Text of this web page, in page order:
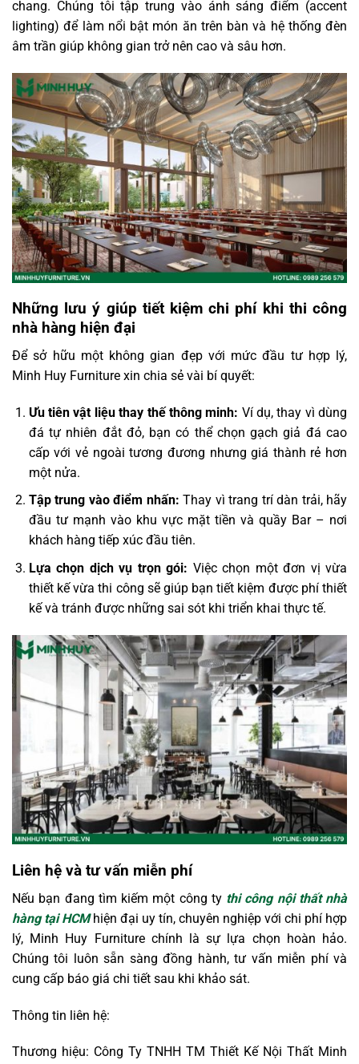
chang. Chúng tôi tập trung vào ánh sáng điểm (accent
lighting) để làm nổi bật món ăn trên bàn và hệ thống đèn
âm trần giúp không gian trở nên cao và sâu hơn.
Những lưu ý giúp tiết kiệm chi phí khi thi công
nhà hàng hiện đại
Để sở hữu một không gian đẹp với mức đầu tư hợp lý,
Minh Huy Furniture xin chia sẻ vài bí quyết:
Ưu tiên vật liệu thay thế thông minh: Ví dụ, thay vì dùng
đá tự nhiên đắt đỏ, bạn có thể chọn gạch giả đá cao
cấp với vẻ ngoài tương đương nhưng giá thành rẻ hơn
một nửa.
Tập trung vào điểm nhấn: Thay vì trang trí dàn trải, hãy
đầu tư mạnh vào khu vực mặt tiền và quầy Bar – nơi
khách hàng tiếp xúc đầu tiên.
Lựa chọn dịch vụ trọn gói: Việc chọn một đơn vị vừa
thiết kế vừa thi công sẽ giúp bạn tiết kiệm được phí thiết
kế và tránh được những sai sót khi triển khai thực tế.
Liên hệ và tư vấn miễn phí
Nếu bạn đang tìm kiếm một công ty thi công nội thất nhà
hàng tại HCMhiện đại uy tín, chuyên nghiệp với chi phí hợp
lý, Minh Huy Furniture chính là sự lựa chọn hoàn hảo.
Chúng tôi luôn sẵn sàng đồng hành, tư vấn miễn phí và
cung cấp báo giá chi tiết sau khi khảo sát.
Thông tin liên hệ:
Thương hiệu: Công Ty TNHH TM Thiết Kế Nội Thất Minh